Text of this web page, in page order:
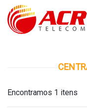
Encontramos 1 itens